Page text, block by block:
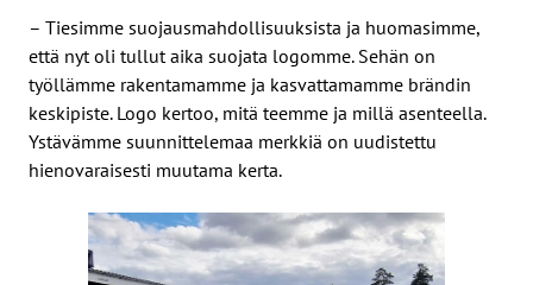
– Tiesimme suojausmahdollisuuksista ja huomasimme,
että nyt oli tullut aika suojata logomme. Sehän on
työllämme rakentamamme ja kasvattamamme brändin
keskipiste. Logo kertoo, mitä teemme ja millä asenteella.
Ystävämme suunnittelemaa merkkiä on uudistettu
hienovaraisesti muutama kerta.